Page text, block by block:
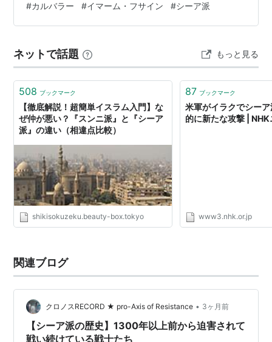
る。アリー不支持派の実力者のムアーウィヤがカリフに
る。
少数派となったシーア派は、分裂を繰り返し、過激派集
団をたびたび出現させている。イスマーイール派に属す
るニザール派などがその例である。
استقامت اور صبر اپنے عروج پر تھا۔حق پر ثابت قدم رہنے کی
یہ لازوال داستان ہمیشہ زندہ رہے گی۔ 🚩💔#Muha…
#カルバラー #イマーム・フサイン #シーア派
ネットで話題 もっと見る
508 ブックマーク
【徹底解説！超簡単イスラム入門】な
ぜ仲が悪い？『スンニ派』と『シーア
派』の違い（相違点比較）
shikisokuzeku.beauty-box.tokyo
87 ブックマーク
米軍がイラクでシー
的に新たな攻撃 |
www3.nhk.or.jp
関連ブログ
クロノスRECORD ★ pro-Axis of Resistance • 3ヶ月前
【シーア派の歴史】1300年以上前から迫害されて
戦い続けている戦士たち